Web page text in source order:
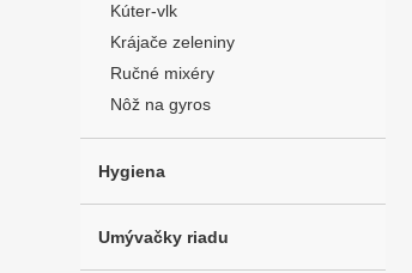
Kúter-vlk
Krájače zeleniny
Ručné mixéry
Nôž na gyros
Hygiena
Umývačky riadu